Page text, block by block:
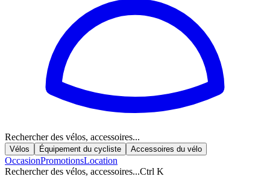
Rechercher des vélos, accessoires...
Vélos Équipement du cycliste Accessoires du vélo
OccasionPromotionsLocation
Rechercher des vélos, accessoires...Ctrl K